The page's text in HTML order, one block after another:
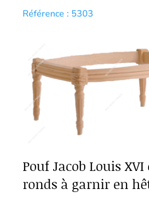
Référence : 5303
Pouf Jacob Louis
ronds à garnir en